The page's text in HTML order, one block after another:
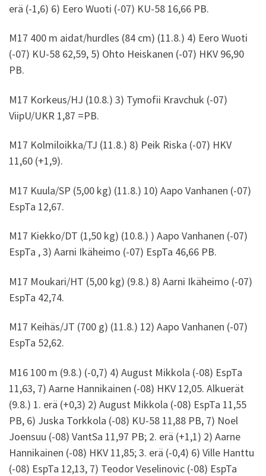
erä (-1,6) 6) Eero Wuoti (-07) KU-58 16,66 PB.
M17 400 m aidat/hurdles (84 cm) (11.8.) 4) Eero Wuoti
(-07) KU-58 62,59, 5) Ohto Heiskanen (-07) HKV 96,90
PB.
M17 Korkeus/HJ (10.8.) 3) Tymofii Kravchuk (-07)
ViipU/UKR 1,87 =PB.
M17 Kolmiloikka/TJ (11.8.) 8) Peik Riska (-07) HKV
11,60 (+1,9).
M17 Kuula/SP (5,00 kg) (11.8.) 10) Aapo Vanhanen (-07)
EspTa 12,67.
M17 Kiekko/DT (1,50 kg) (10.8.) ) Aapo Vanhanen (-07)
EspTa , 3) Aarni Ikäheimo (-07) EspTa 46,66 PB.
M17 Moukari/HT (5,00 kg) (9.8.) 8) Aarni Ikäheimo (-07)
EspTa 42,74.
M17 Keihäs/JT (700 g) (11.8.) 12) Aapo Vanhanen (-07)
EspTa 52,62.
M16 100 m (9.8.) (-0,7) 4) August Mikkola (-08) EspTa
11,63, 7) Aarne Hannikainen (-08) HKV 12,05. Alkuerät
(9.8.) 1. erä (+0,3) 2) August Mikkola (-08) EspTa 11,55
PB, 6) Juska Torkkola (-08) KU-58 11,88 PB, 7) Noel
Joensuu (-08) VantSa 11,97 PB; 2. erä (+1,1) 2) Aarne
Hannikainen (-08) HKV 11,85; 3. erä (-0,4) 6) Ville Hanttu
(-08) EspTa 12,13, 7) Teodor Veselinovic (-08) EspTa